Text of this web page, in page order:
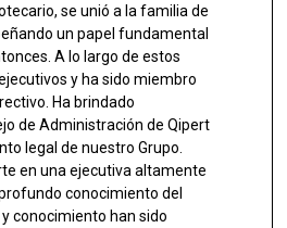
se unió a la familia de
un papel fundamental
A lo largo de estos
y ha sido miembro
Ha brindado
de Administración de Qipert
legal de nuestro Grupo.
en una ejecutiva altamente
conocimiento del
conocimiento han sido